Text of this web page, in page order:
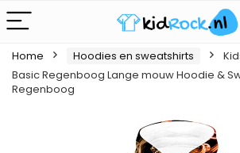
Home Hoodies en sweatshirts
Basic Regenboog Lange mouw Hoodie &
Regenboog